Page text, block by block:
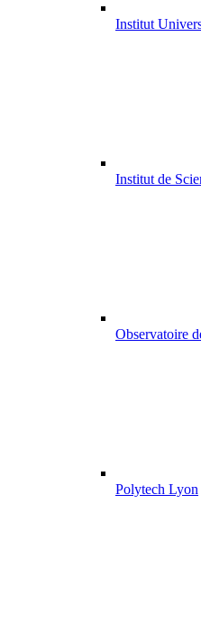
Institut
Institut de
Observatoire
Polytech Lyon